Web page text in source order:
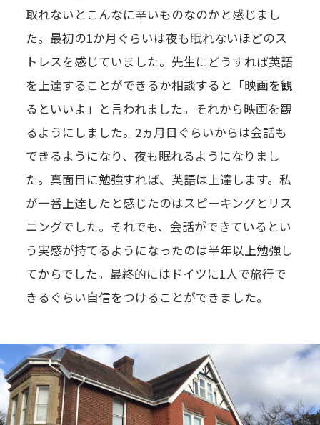
取れないとこんなに辛いものなのかと感じまし
た。最初の1か月ぐらいは夜も眠れないほどのス
トレスを感じていました。先生にどうすれば英語
を上達することができるか相談すると「映画を観
るといいよ」と言われました。それから映画を観
るようにしました。2ヵ月目ぐらいからは会話も
できるようになり、夜も眠れるようになりまし
た。真面目に勉強すれば、英語は上達します。私
が一番上達したと感じたのはスピーキングとリス
ニングでした。それでも、会話ができているとい
う実感が持てるようになったのは半年以上勉強し
てからでした。最終的にはドイツに1人で旅行で
きるぐらい自信をつけることができました。